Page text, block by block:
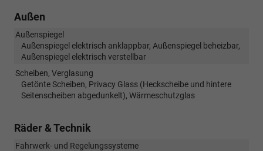
Außen
Außenspiegel
Außenspiegel elektrisch anklappbar, Außenspiegel beheizbar,
Außenspiegel elektrisch verstellbar
Scheiben, Verglasung
Getönte Scheiben, Privacy Glass (Heckscheibe und hintere
Seitenscheiben abgedunkelt), Wärmeschutzglas
Räder & Technik
Fahrwerk- und Regelungssysteme